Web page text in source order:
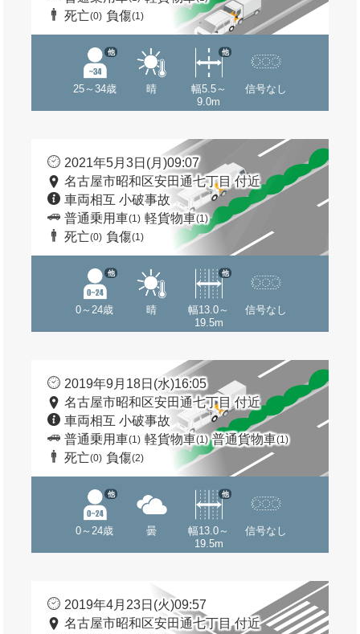
死亡(0) 負傷(1)
25～34歳
他
晴
幅5.5～
9.0m
他
信号なし
2021年5月3日(月)09:07
名古屋市昭和区安田通七丁目 付近
車両相互 小破事故
普通乗用車(1) 軽貨物車(1)
死亡(0) 負傷(1)
0～24歳
他
晴
幅13.0～
19.5m
他
信号なし
2019年9月18日(水)16:05
名古屋市昭和区安田通七丁目 付近
車両相互 小破事故
普通乗用車(1) 軽貨物車(1) 普通貨物車(1)
死亡(0) 負傷(2)
0～24歳
他
曇
幅13.0～
19.5m
他
信号なし
2019年4月23日(火)09:57
名古屋市昭和区安田通七丁目 付近